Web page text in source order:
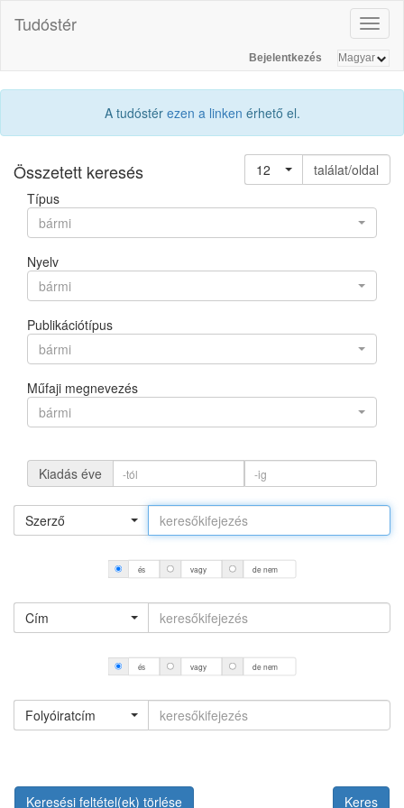
Tudóstér
Bejelentkezés
A tudóstér ezen a linken érhető el.
Összetett keresés 12
találat/oldal
Típus
bármi
Nyelv
bármi
Publikációtípus
bármi
Műfaji megnevezés
bármi
Kiadás éve
Szerző
és vagy de nem
Cím
és vagy de nem
Folyóiratcím
Keresési feltétel(ek) törlése